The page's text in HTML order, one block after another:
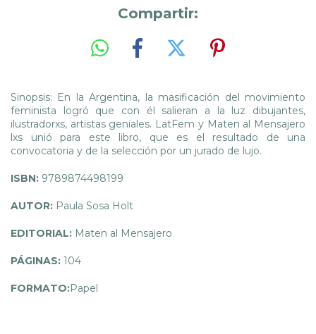
Compartir:
Sinopsis: En la Argentina, la masificación del movimiento
feminista logró que con él salieran a la luz dibujantes,
ilustradorxs, artistas geniales. LatFem y Maten al Mensajero
lxs unió para este libro, que es el resultado de una
convocatoria y de la selección por un jurado de lujo.
ISBN: 9789874498199
AUTOR: Paula Sosa Holt
EDITORIAL: Maten al Mensajero
PÁGINAS: 104
FORMATO:Papel